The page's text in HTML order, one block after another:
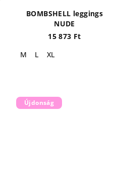
BOMBSHELL leggings
NUDE
15 873 Ft
M
L XL
Újdonság